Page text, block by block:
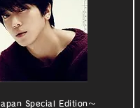
Special Edition～